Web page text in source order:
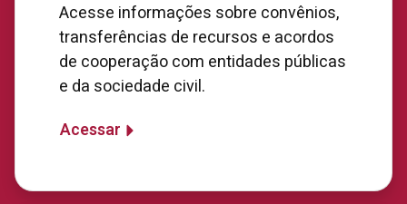
Acesse informações sobre convênios,
transferências de recursos e acordos
de cooperação com entidades públicas
e da sociedade civil.
Acessar